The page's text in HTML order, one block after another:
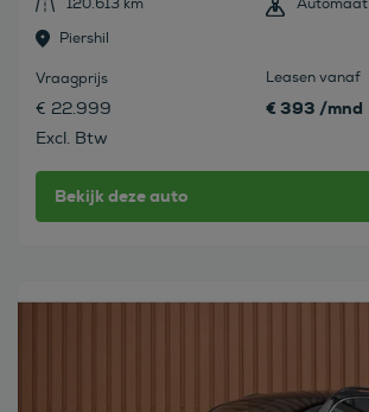
120.613 km
Automaat
Piershil
Vraagprijs
€ 22.999
Excl. Btw
Leasen vanaf
€ 393 /mnd
Bekijk deze auto
Bekijk deze auto